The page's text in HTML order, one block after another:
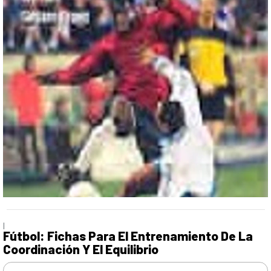
|
Fútbol: Fichas Para El Entrenamiento De La
Coordinación Y El Equilibrio